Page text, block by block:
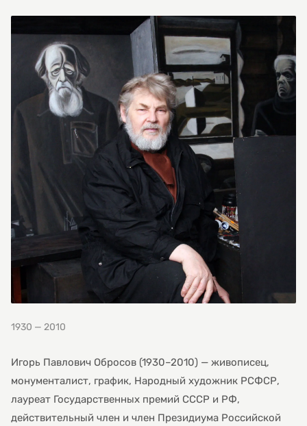
1930 — 2010
Игорь Павлович Обросов (1930–2010) — живописец,
монументалист, график, Народный художник РСФСР,
лауреат Государственных премий СССР и РФ,
действительный член и член Президиума Российской